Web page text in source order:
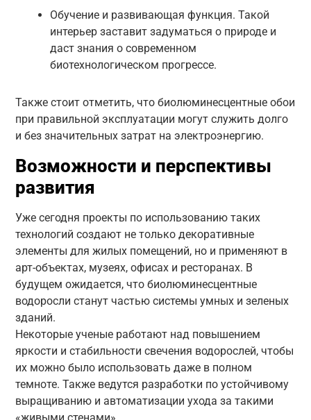
Обучение и развивающая функция. Такой
интерьер заставит задуматься о природе и
даст знания о современном
биотехнологическом прогрессе.
Также стоит отметить, что биолюминесцентные обои
при правильной эксплуатации могут служить долго
и без значительных затрат на электроэнергию.
Возможности и перспективы
развития
Уже сегодня проекты по использованию таких
технологий создают не только декоративные
элементы для жилых помещений, но и применяют в
арт-объектах, музеях, офисах и ресторанах. В
будущем ожидается, что биолюминесцентные
водоросли станут частью системы умных и зеленых
зданий.
Некоторые ученые работают над повышением
яркости и стабильности свечения водорослей, чтобы
их можно было использовать даже в полном
темноте. Также ведутся разработки по устойчивому
выращиванию и автоматизации ухода за такими